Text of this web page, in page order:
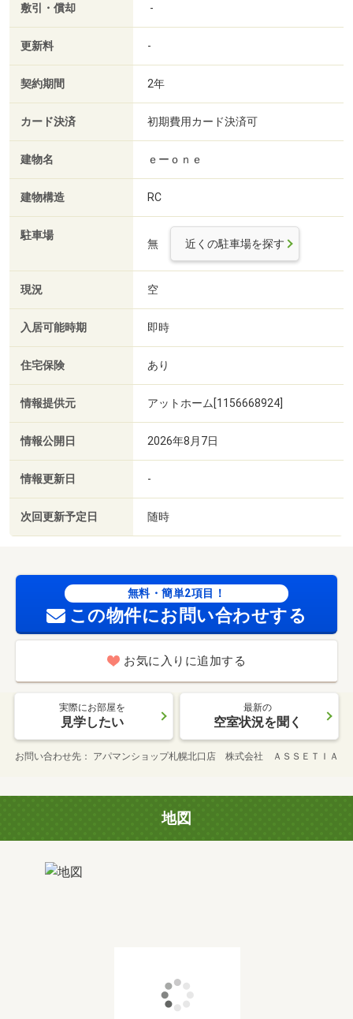
敷引・償却 -
更新料 -
契約期間 2年
カード決済 初期費用カード決済可
建物名 ｅーｏｎｅ
建物構造 RC
駐車場
無 近くの駐車場を探す
現況 空
入居可能時期 即時
住宅保険 あり
情報提供元 アットホーム[1156668924]
情報公開日 2026年8月7日
情報更新日 -
次回更新予定日 随時
無料・簡単2項目！
この物件にお問い合わせする
お気に入りに追加する
実際にお部屋を
見学したい
最新の
空室状況を聞く
お問い合わせ先 アパマンショップ札幌北口店 株式会社 ＡＳＳＥＴＩＡ
地図